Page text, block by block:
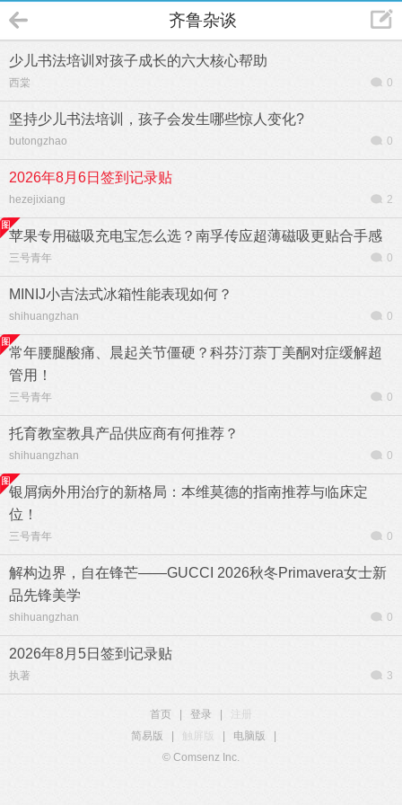
齐鲁杂谈
少儿书法培训对孩子成长的六大核心帮助
西棠 0
坚持少儿书法培训，孩子会发生哪些惊人变化?
butongzhao 0
2026年8月6日签到记录贴
hezejixiang 2
苹果专用磁吸充电宝怎么选？南孚传应超薄磁吸更贴合手感
三号青年 0
MINIJ小吉法式冰箱性能表现如何？
shihuangzhan 0
常年腰腿酸痛、晨起关节僵硬？科芬汀萘丁美酮对症缓解超
管用！
三号青年 0
托育教室教具产品供应商有何推荐？
shihuangzhan 0
银屑病外用治疗的新格局：本维莫德的指南推荐与临床定
位！
三号青年 0
解构边界，自在锋芒——GUCCI 2026秋冬Primavera女士新
品先锋美学
shihuangzhan 0
2026年8月5日签到记录贴
执著 3
首页 登录
注册
简易版
触屏版 电脑版
© Comsenz Inc.